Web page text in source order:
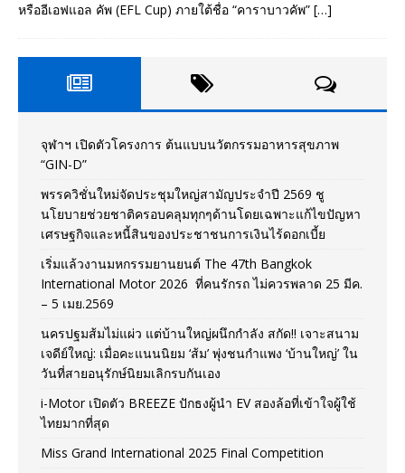
หรืออีเอฟแอล คัพ (EFL Cup) ภายใต้ชื่อ “คาราบาวคัพ” […]
จุฬาฯ เปิดตัวโครงการ ต้นแบบนวัตกรรมอาหารสุขภาพ
“GIN-D”
พรรควิชั่นใหม่จัดประชุมใหญ่สามัญประจำปี 2569 ชู
นโยบายช่วยชาติครอบคลุมทุกๆด้านโดยเฉพาะแก้ไขปัญหา
เศรษฐกิจและหนี้สินของประชาชนการเงินไร้ดอกเบี้ย
เริ่มแล้วงานมหกรรมยานยนต์ The 47th Bangkok
International Motor 2026 ที่คนรักรถ ไม่ควรพลาด 25 มีค.
– 5 เมย.2569
นครปฐมส้มไม่แผ่ว แต่บ้านใหญ่ผนึกกำลัง สกัด!! เจาะสนาม
เจดีย์ใหญ่: เมื่อคะแนนนิยม ‘ส้ม’ พุ่งชนกำแพง ‘บ้านใหญ่’ ใน
วันที่สายอนุรักษ์นิยมเลิกรบกันเอง
i-Motor เปิดตัว BREEZE ปักธงผู้นำ EV สองล้อที่เข้าใจผู้ใช้
ไทยมากที่สุด
Miss Grand International 2025 Final Competition